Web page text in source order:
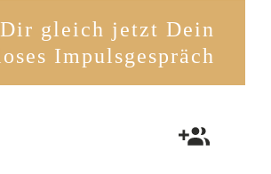
gleich jetzt Dein
Impulsgespräch